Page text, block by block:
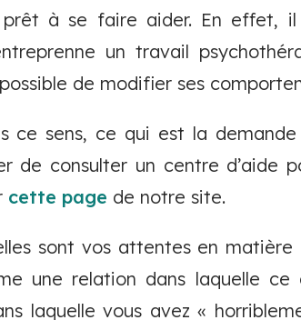
à se faire aider. En effet, il
un travail
de modifier ses
ce sens, ce qui est la
de consulter un centre d’aide
cette page de notre site.
sont vos attentes en matière
une relation dans laquelle
laquelle vous avez «